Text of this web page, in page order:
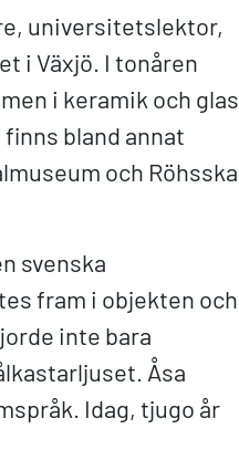
universitetslektor,
i Växjö. I tonåren
i keramik och glas
bland annat
och Röhsska
svenska
fram i objekten och
inte bara
Åsa
Idag, tjugo år